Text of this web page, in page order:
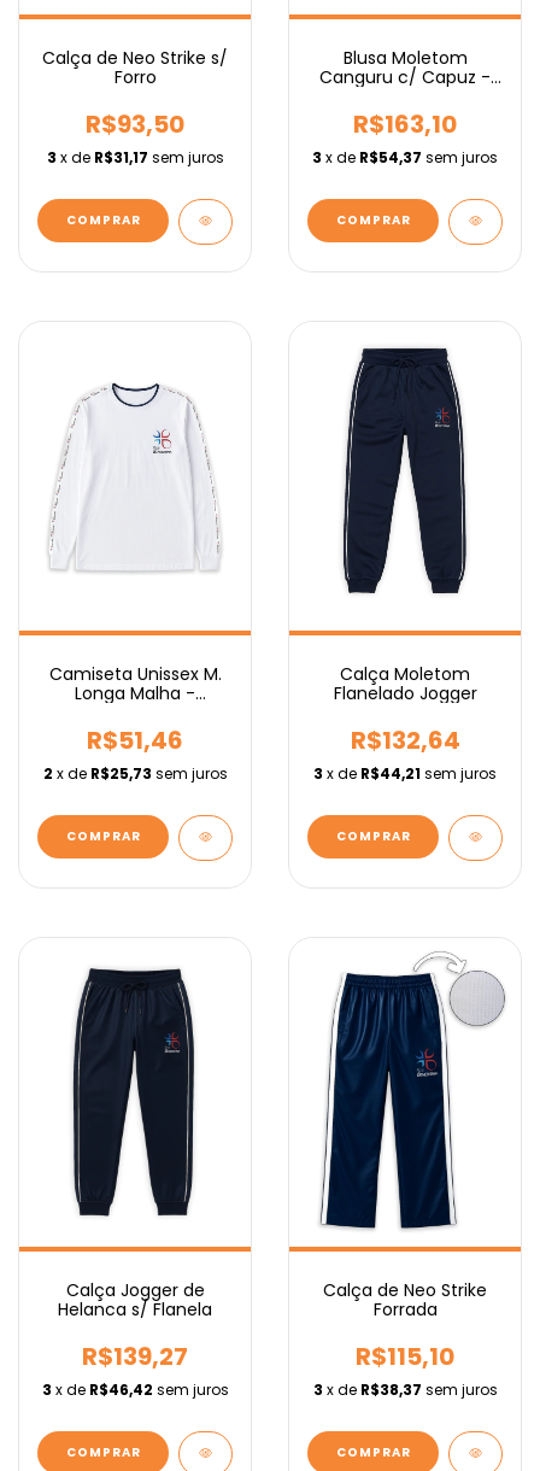
Calça de Neo Strike s/
Forro
R$93,50
3 x de R$31,17 sem juros
COMPRAR
Blusa Moletom
Canguru c/ Capuz -
R$163,10
3 x de R$54,37 sem juros
COMPRAR
Camiseta Unissex M.
Longa Malha -
R$51,46
2 x de R$25,73 sem juros
COMPRAR
Calça Moletom
Flanelado Jogger
R$132,64
3 x de R$44,21sem juros
COMPRAR
Calça Jogger de
Helanca s/ Flanela
R$139,27
3 x de R$46,42 sem juros
COMPRAR
Calça de Neo Strike
Forrada
R$115,10
3 x de R$38,37 sem juros
COMPRAR